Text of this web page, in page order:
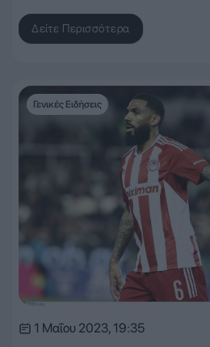
Δείτε Περισσότερα
Γενικές Ειδήσεις
1 Μαΐου 2023, 19:35